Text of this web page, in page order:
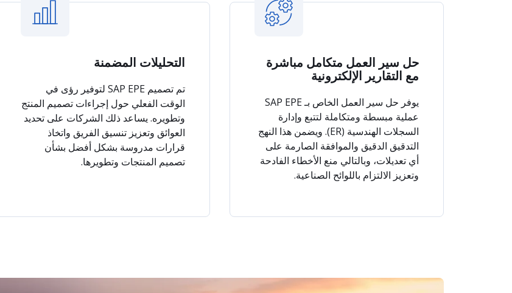
حل سير العمل متكامل مباشرة
مع التقارير الإلكترونية
يوفر حل سير العمل الخاص بـ SAP EPE
عملية مبسطة ومتكاملة لتتبع وإدارة
السجلات الهندسية (ER). ويضمن هذا النهج
التدقيق الدقيق والموافقة الصارمة على
أي تعديلات، وبالتالي منع الأخطاء الفادحة
وتعزيز الالتزام باللوائح الصناعية.
التحليلات المضمنة
تم تصميم SAP EPE لتوفير رؤى في
الوقت الفعلي حول إجراءات تصميم المنتج
وتطويره. يساعد ذلك الشركات على تحديد
العوائق وتعزيز تنسيق الفريق واتخاذ
قرارات مدروسة بشكل أفضل بشأن
تصميم المنتجات وتطويرها.